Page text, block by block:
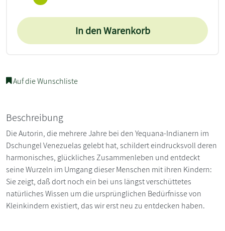
In den Warenkorb
Auf die Wunschliste
Beschreibung
Die Autorin, die mehrere Jahre bei den Yequana-Indianern im
Dschungel Venezuelas gelebt hat, schildert eindrucksvoll deren
harmonisches, glückliches Zusammenleben und entdeckt
seine Wurzeln im Umgang dieser Menschen mit ihren Kindern:
Sie zeigt, daß dort noch ein bei uns längst verschüttetes
natürliches Wissen um die ursprünglichen Bedürfnisse von
Kleinkindern existiert, das wir erst neu zu entdecken haben.